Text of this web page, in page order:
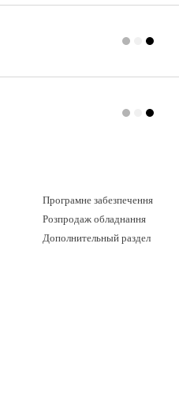
Програмне забезпечення
Розпродаж обладнання
Дополнительный раздел